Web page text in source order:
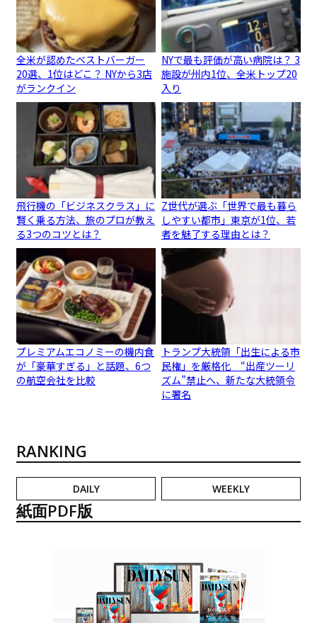
全米が認めたベストバーガー
20選、1位はどこ？ NYから3店
がランクイン
NYで最も評価が高い病院は？ 3
施設が州内1位、全米トップ20
入り
飛行機の「ビジネスクラス」に
賢く乗る方法、旅のプロが教え
る3つのコツとは？
Z世代が選ぶ「世界で最も暮ら
しやすい都市」東京が1位、若
者を魅了する理由とは？
プレミアムエコノミーの機内食
が「豪華すぎる」と話題、6つ
の航空会社を比較
トランプ大統領「出生による市
民権」を厳格化 “出産ツーリ
ズム”禁止へ、新たな大統領令
に署名
RANKING
DAILY WEEKLY
紙面PDF版